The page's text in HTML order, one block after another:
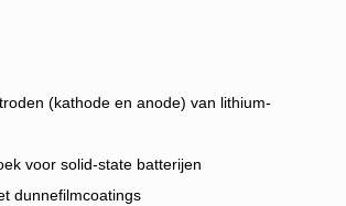
(kathode en anode) van lithium-
voor solid-state batterijen
dunnefilmcoatings